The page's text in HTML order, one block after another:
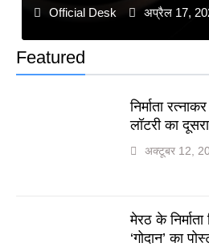
Featured
निर्माता
लॉटरी का
अक्टूबर 12,
मेरठ के
‘गोदान’ का
Official Desk अप्रैल 17,